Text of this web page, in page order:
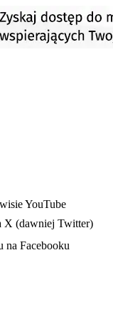
YouTube
X (dawniej Twitter)
na Facebooku